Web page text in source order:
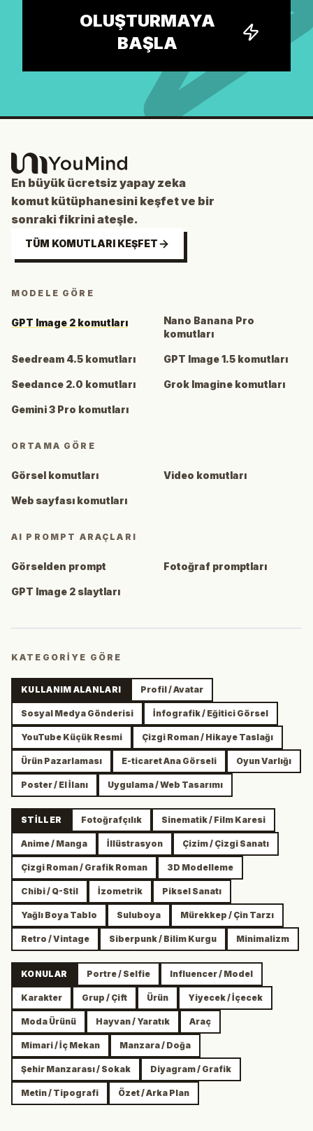
OLUŞTURMAYA
BAŞLA
En büyük ücretsiz yapay zeka
komut kütüphanesini keşfet ve bir
sonraki fikrini ateşle.
TÜM KOMUTLARI KEŞFET
MODELE GÖRE
GPT Image 2 komutları
Nano Banana Pro
komutları
Seedream 4.5 komutları GPT Image 1.5 komutları
Seedance 2.0 komutları Grok Imagine komutları
Gemini 3 Pro komutları
ORTAMA GÖRE
Görsel komutları Video komutları
Web sayfası komutları
AI PROMPT ARAÇLARI
Görselden prompt Fotoğraf promptları
GPT Image 2 slaytları
KATEGORIYE GÖRE
KULLANIM ALANLARI Profil / Avatar
Sosyal Medya Gönderisi İnfografik / Eğitici Görsel
YouTube Küçük Resmi Çizgi Roman / Hikaye Taslağı
Ürün Pazarlaması E-ticaret Ana Görseli Oyun Varlığı
Poster / El İlanı Uygulama / Web Tasarımı
STILLER Fotoğrafçılık Sinematik / Film Karesi
Anime / Manga İllüstrasyon Çizim / Çizgi Sanatı
Çizgi Roman / Grafik Roman 3D Modelleme
Chibi / Q-Stil İzometrik Piksel Sanatı
Yağlı Boya Tablo Suluboya Mürekkep / Çin Tarzı
Retro / Vintage Siberpunk / Bilim Kurgu Minimalizm
KONULAR Portre / Selfie Influencer / Model
Karakter Grup / Çift Ürün Yiyecek / İçecek
Moda Ürünü Hayvan / Yaratık Araç
Mimari / İç Mekan Manzara / Doğa
Şehir Manzarası / Sokak Diyagram / Grafik
Metin / Tipografi Özet / Arka Plan